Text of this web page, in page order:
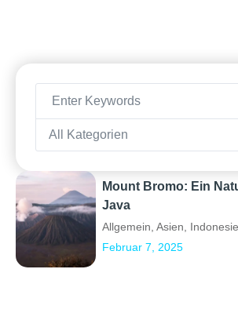
All Kategorien
Mount Bromo: Ein
Java
Allgemein, Asien,
Februar 7, 2025